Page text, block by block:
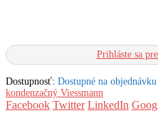
Prihláste sa
Dostupnosť: Dostupné na objednávku
kondenzačný Viessmann
Facebook Twitter LinkedIn